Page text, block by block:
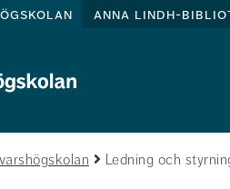
anna lindh-
Ledning och